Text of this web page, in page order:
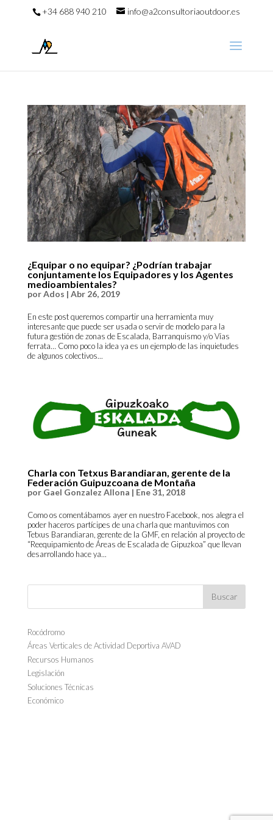
+34 688 940 210 info@a2consultoriaoutdoor.es
¿Equipar o no equipar? ¿Podrían trabajar
conjuntamente los Equipadores y los Agentes
medioambientales?
porAdos | Abr 26, 2019
En este post queremos compartir una herramienta muy
interesante que puede ser usada o servir de modelo para la
futura gestión de zonas de Escalada, Barranquismo y/o Vías
ferrata… Como poco la idea ya es un ejemplo de las inquietudes
de algunos colectivos...
Charla con Tetxus Barandiaran, gerente de la
Federación Guipuzcoana de Montaña
por Gael Gonzalez Allona | Ene 31, 2018
Como os comentábamos ayer en nuestro Facebook, nos alegra el
poder haceros partícipes de una charla que mantuvimos con
Tetxus Barandiaran, gerente de la GMF, en relación al proyecto de
“Reequipamiento de Áreas de Escalada de Gipuzkoa” que llevan
desarrollando hace ya...
Rocódromo
Áreas Verticales de Actividad Deportiva AVAD
Recursos Humanos
Legislación
Soluciones Técnicas
Económico